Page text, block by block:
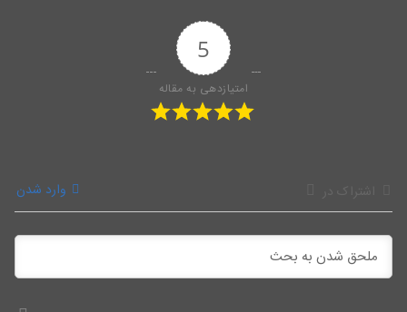
5
امتیازدهی به مقاله
اشتراک در وارد شدن